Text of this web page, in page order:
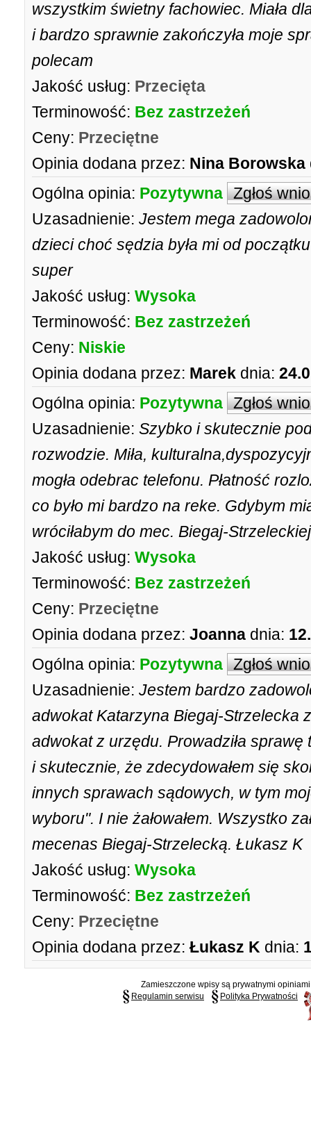
wszystkim świetny fachowiec. Miała
i bardzo sprawnie zakończyła moje
polecam
Jakość usług: Przecięta
Terminowość: Bez zastrzeżeń
Ceny: Przeciętne
Opinia dodana przez: Nina Borowska
Ogólna opinia: Pozytywna Zgłoś
Uzasadnienie: Jestem mega
dzieci choć sędzia była mi od
super
Jakość usług: Wysoka
Terminowość: Bez zastrzeżeń
Ceny: Niskie
Opinia dodana przez: Marek dnia:
Ogólna opinia: Pozytywna Zgłoś
Uzasadnienie: Szybko i skutecznie
rozwodzie. Miła,
mogła odebrac telefonu. Płatność
co było mi bardzo na reke. Gdybym
wróciłabym do mec. Biegaj-Strzeleckiej
Jakość usług: Wysoka
Terminowość: Bez zastrzeżeń
Ceny: Przeciętne
Opinia dodana przez: Joanna dnia:
Ogólna opinia: Pozytywna Zgłoś
Uzasadnienie: Jestem bardzo
adwokat Katarzyna Biegaj-Strzelecka
adwokat z urzędu. Prowadziła
i skutecznie, że zdecydowałem się
innych sprawach sądowych, w tym
wyboru". I nie żałowałem. Wszystko
mecenas Biegaj-Strzelecką. Łukasz K
Jakość usług: Wysoka
Terminowość: Bez zastrzeżeń
Ceny: Przeciętne
Opinia dodana przez: Łukasz K dnia:
Zamieszczone wpisy są prywatnymi
Regulamin serwisu
Polityka Prywatności